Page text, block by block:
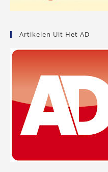
Artikelen Uit Het AD